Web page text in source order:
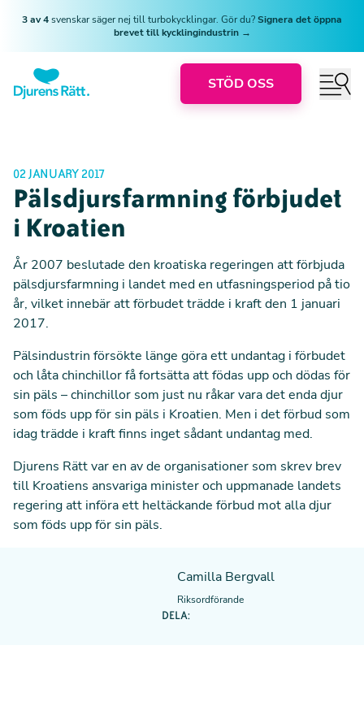
3 av 4svenskar säger nej till turbokycklingar. Gör du?Signera det öppna
brevet till kycklingindustrin →
STÖD OSS
02 JANUARY 2017
Pälsdjursfarmning förbjudet
i Kroatien
År 2007 beslutade den kroatiska regeringen att förbjuda
pälsdjursfarmning i landet med en utfasningsperiod på tio
år, vilket innebär att förbudet trädde i kraft den 1 januari
2017.
Pälsindustrin försökte länge göra ett undantag i förbudet
och låta chinchillor få fortsätta att födas upp och dödas för
sin päls – chinchillor som just nu råkar vara det enda djur
som föds upp för sin päls i Kroatien. Men i det förbud som
idag trädde i kraft finns inget sådant undantag med.
Djurens Rätt var en av de organisationer som skrev brev
till Kroatiens ansvariga minister och uppmanade landets
regering att införa ett heltäckande förbud mot alla djur
som föds upp för sin päls.
Camilla Bergvall
Riksordförande
DELA: